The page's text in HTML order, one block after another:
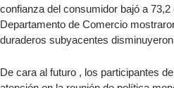
confianza del consumidor bajó a
Departamento de Comercio
duraderos subyacentes
De cara al futuro , los participantes